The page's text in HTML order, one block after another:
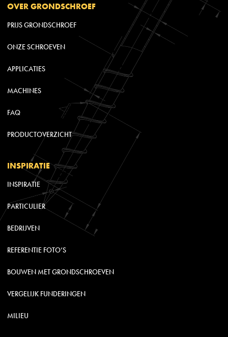
OVER GRONDSCHROEF
PRIJS GRONDSCHROEF
ONZE SCHROEVEN
APPLICATIES
MACHINES
FAQ
PRODUCTOVERZICHT
INSPIRATIE
INSPIRATIE
PARTICULIER
BEDRIJVEN
REFERENTIE FOTO’S
BOUWEN MET GRONDSCHROEVEN
VERGELIJK FUNDERINGEN
MILIEU